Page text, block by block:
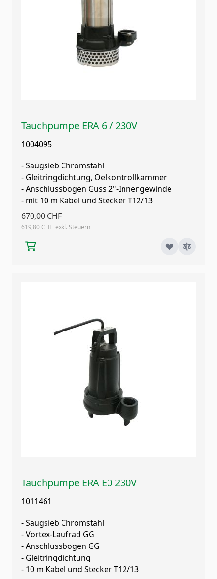
Tauchpumpe ERA 6 / 230V
1004095
- Saugsieb Chromstahl
- Gleitringdichtung, Oelkontrollkammer
- Anschlussbogen Guss 2"-Innengewinde
- mit 10 m Kabel und Stecker T12/13
670,00 CHF
619,80 CHF
Tauchpumpe ERA E0 230V
1011461
- Saugsieb Chromstahl
- Vortex-Laufrad GG
- Anschlussbogen GG
- Gleitringdichtung
- 10 m Kabel und Stecker T12/13